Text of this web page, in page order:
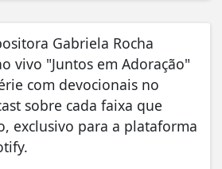
Gabriela Rocha
vivo "Juntos em Adoração"
com devocionais no
sobre cada faixa que
exclusivo para a plataforma